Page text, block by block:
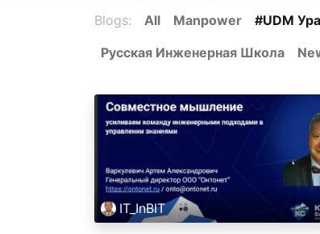
Blogs: All Manpower
#UDM
Русская Инженерная Школа
IT_InBIT